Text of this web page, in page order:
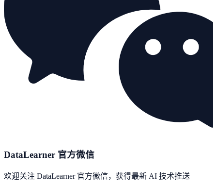
DataLearner 官方微信
欢迎关注 DataLearner 官方微信，获得最新 AI 技术推送